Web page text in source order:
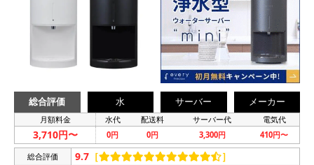
総合評価 水 サーバー メーカー
月額料金 水代 配送料 サーバー代 電気代
3,710円〜 0円 0円 3,300円 410円〜
総合評価 9.7 ［ ］